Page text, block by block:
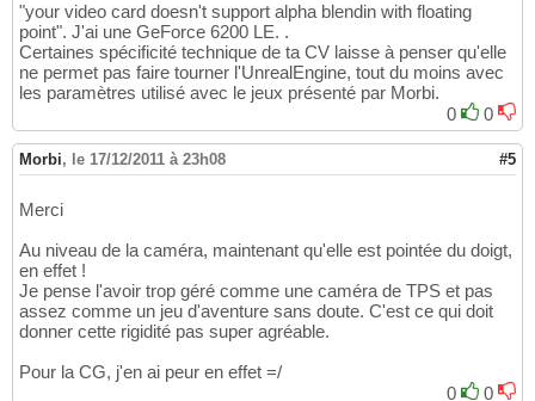
"your video card doesn't support alpha blendin with floating
point". J'ai une GeForce 6200 LE. .
Certaines spécificité technique de ta CV laisse à penser qu'elle
ne permet pas faire tourner l'UnrealEngine, tout du moins avec
les paramètres utilisé avec le jeux présenté par Morbi.
0
0
Morbi, le 17/12/2011 à 23h08 #5
Merci
Au niveau de la caméra, maintenant qu'elle est pointée du doigt,
en effet !
Je pense l'avoir trop géré comme une caméra de TPS et pas
assez comme un jeu d'aventure sans doute. C'est ce qui doit
donner cette rigidité pas super agréable.
Pour la CG, j'en ai peur en effet =/
0
0